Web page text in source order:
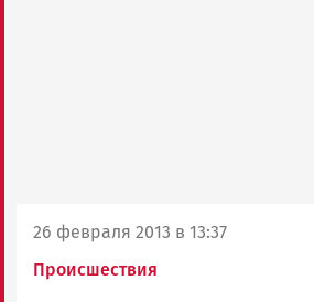
26 февраля 2013 в 13:37
Происшествия